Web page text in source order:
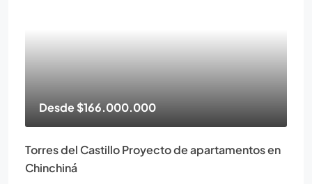
Desde$166.000.000
Torres del Castillo Proyecto de apartamentos en
Chinchiná